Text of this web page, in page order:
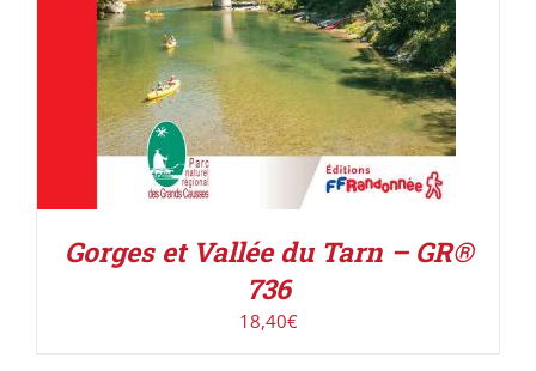
Gorges et Vallée du Tarn – GR®
736
18,40€